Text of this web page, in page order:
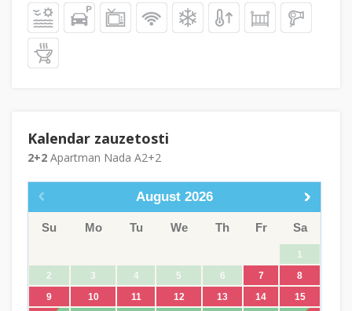
Kalendar zauzetosti
2+2 Apartman Nada A2+2
August 2026
Su Mo Tu We Th Fr Sa
1
2
3 4 5 6 7
8
9
10 11 12 13 14
15